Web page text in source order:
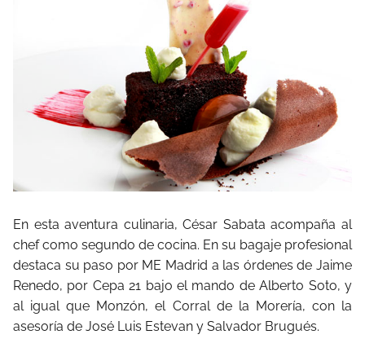
En esta aventura culinaria, César Sabata acompaña al
chef como segundo de cocina. En su bagaje profesional
destaca su paso por ME Madrid a las órdenes de Jaime
Renedo, por Cepa 21 bajo el mando de Alberto Soto, y
al igual que Monzón, el Corral de la Morería, con la
asesoría de José Luis Estevan y Salvador Brugués.